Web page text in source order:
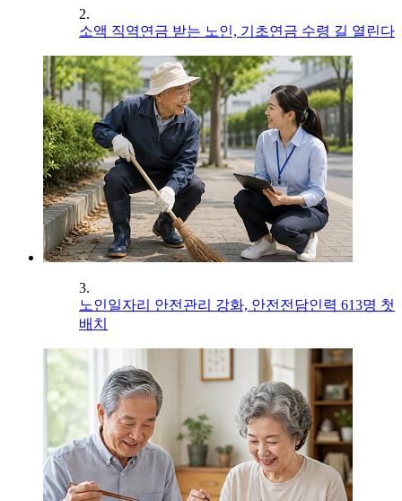
2.
소액 직역연금 받는 노인, 기초연금 수령 길 열린다
3.
노인일자리 안전관리 강화, 안전전담인력 613명 첫
배치